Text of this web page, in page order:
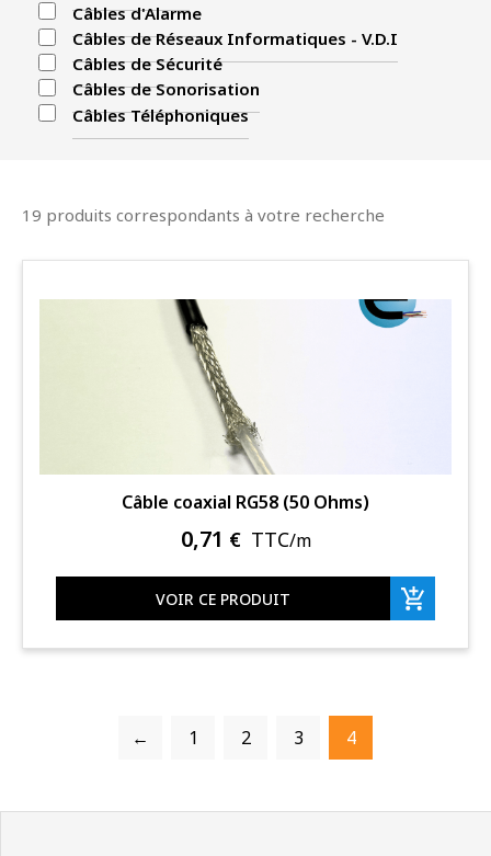
Câbles d'Alarme
Câbles de Réseaux Informatiques - V.D.I
Câbles de Sécurité
Câbles de Sonorisation
Câbles Téléphoniques
19 produits correspondants à votre recherche
Câble coaxial RG58 (50 Ohms)
0,71 € TTC/m
VOIR CE PRODUIT
← 1 2 3 4